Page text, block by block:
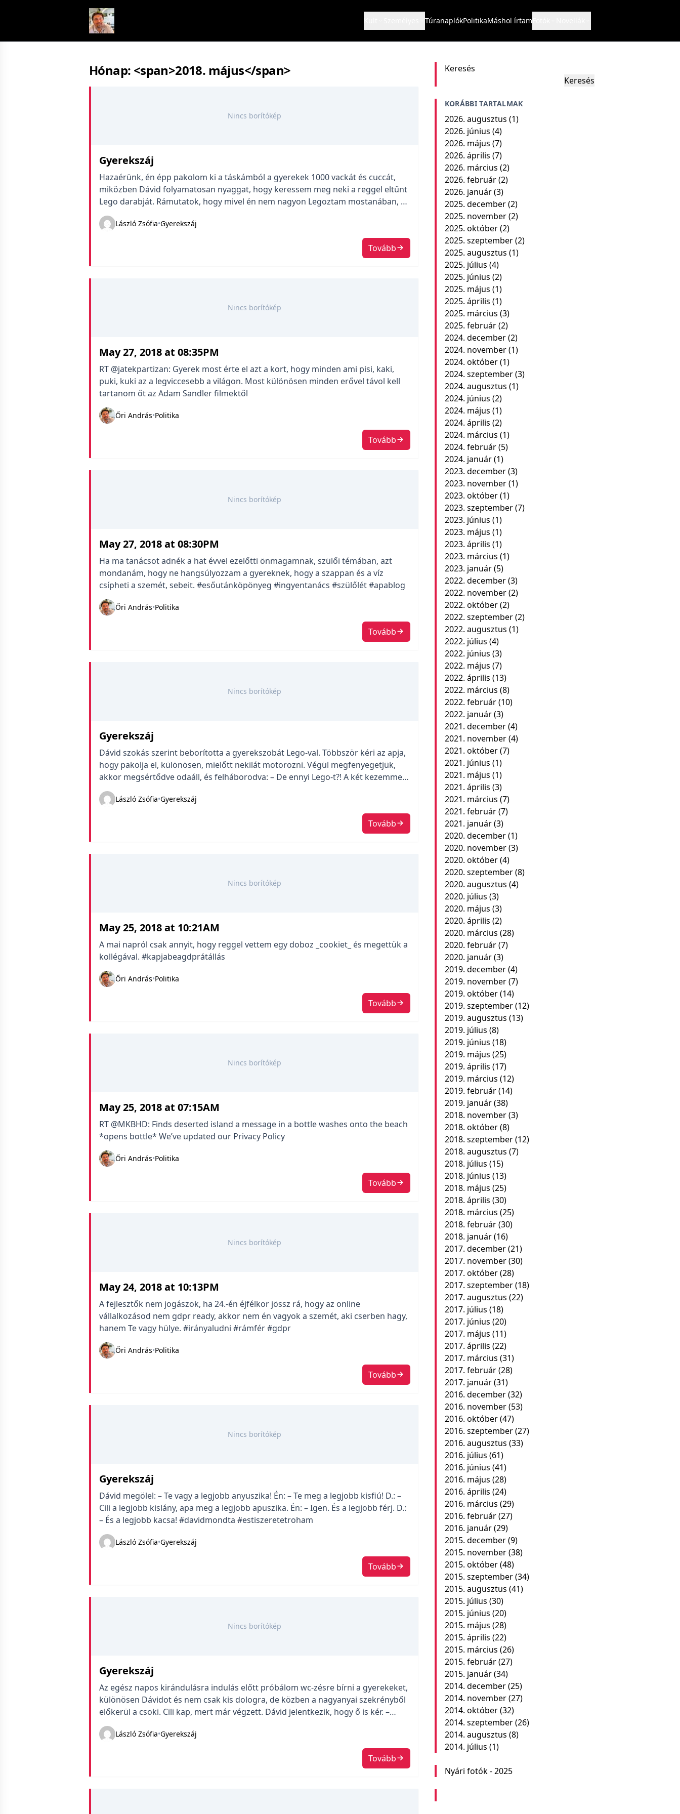
TúranaplókPolitikaMáshol írtam
Hónap: <span>2018. május</span>
Nincs borítókép
Gyerekszáj
Hazaérünk, én épp pakolom ki a táskámból a gyerekek 1000 vackát és cuccát,
miközben Dávid folyamatosan nyaggat, hogy keressem meg neki a reggel eltűnt
Lego darabját. Rámutatok, hogy mivel én nem nagyon Legoztam mostanában, ő
viszont elég sokat, neki kéne tudnia, hogy hol van. És egyébként is pakolok. Nem
tetszik neki az érvelésem, szenved a […]
László Zsófia•Gyerekszáj
Tovább
Nincs borítókép
May 27, 2018 at 08:35PM
RT @jatekpartizan: Gyerek most érte el azt a kort, hogy minden ami pisi, kaki,
puki, kuki az a legviccesebb a világon. Most különösen minden erővel távol kell
tartanom őt az Adam Sandler filmektől
Őri András•Politika
Tovább
Nincs borítókép
May 27, 2018 at 08:30PM
Ha ma tanácsot adnék a hat évvel ezelőtti önmagamnak, szülői témában, azt
mondanám, hogy ne hangsúlyozzam a gyereknek, hogy a szappan és a víz
csípheti a szemét, sebeit. #esőutánköpönyeg #ingyentanács #szülőlét #apablog
Őri András•Politika
Tovább
Nincs borítókép
Gyerekszáj
Dávid szokás szerint beborította a gyerekszobát Lego-val. Többször kéri az apja,
hogy pakolja el, különösen, mielőtt nekilát motorozni. Végül megfenyegetjük,
akkor megsértődve odaáll, és felháborodva: – De ennyi Lego-t?! A két kezemmel?!
#davidmondta
László Zsófia•Gyerekszáj
Tovább
Nincs borítókép
May 25, 2018 at 10:21AM
A mai napról csak annyit, hogy reggel vettem egy doboz _cookiet_ és megettük a
kollégával. #kapjabeagdprátállás
Őri András•Politika
Tovább
Nincs borítókép
May 25, 2018 at 07:15AM
RT @MKBHD: Finds deserted island a message in a bottle washes onto the beach
*opens bottle* We’ve updated our Privacy Policy
Őri András•Politika
Tovább
Nincs borítókép
May 24, 2018 at 10:13PM
A fejlesztők nem jogászok, ha 24.-én éjfélkor jössz rá, hogy az online
vállalkozásod nem gdpr ready, akkor nem én vagyok a szemét, aki cserben hagy,
hanem Te vagy hülye. #irányaludni #rámfér #gdpr
Őri András•Politika
Tovább
Nincs borítókép
Gyerekszáj
Dávid megölel: – Te vagy a legjobb anyuszika! Én: – Te meg a legjobb kisfiú! D.: –
Cili a legjobb kislány, apa meg a legjobb apuszika. Én: – Igen. És a legjobb férj. D.:
– És a legjobb kacsa! #davidmondta #estiszeretetroham
László Zsófia•Gyerekszáj
Tovább
Nincs borítókép
Gyerekszáj
Az egész napos kirándulásra indulás előtt próbálom wc-zésre bírni a gyerekeket,
különösen Dávidot és nem csak kis dologra, de közben a nagyanyai szekrényből
előkerül a csoki. Cili kap, mert már végzett. Dávid jelentkezik, hogy ő is kér. –
Majd ha pisiltél, kapsz – szól közbe az apja. Dávid elindul a wc felé, miközben én
magam […]
László Zsófia•Gyerekszáj
Tovább
Keresés
Keresés
KORÁBBI TARTALMAK
2026. augusztus (1)
2026. június (4)
2026. május (7)
2026. április (7)
2026. március (2)
2026. február(2)
2026. január(3)
2025. december(2)
2025. november(2)
2025. október(2)
2025. szeptember(2)
2025. augusztus (1)
2025. július (4)
2025. június (2)
2025. május (1)
2025. április (1)
2025. március (3)
2025. február(2)
2024. december(2)
2024. november(1)
2024. október(1)
2024. szeptember(3)
2024. augusztus (1)
2024. június (2)
2024. május (1)
2024. április (2)
2024. március (1)
2024. február(5)
2024. január(1)
2023. december(3)
2023. november(1)
2023. október(1)
2023. szeptember(7)
2023. június (1)
2023. május (1)
2023. április (1)
2023. március (1)
2023. január(5)
2022. december(3)
2022. november(2)
2022. október(2)
2022. szeptember(2)
2022. augusztus (1)
2022. július (4)
2022. június (3)
2022. május (7)
2022. április (13)
2022. március (8)
2022. február(10)
2022. január(3)
2021. december(4)
2021. november(4)
2021. október(7)
2021. június (1)
2021. május (1)
2021. április (3)
2021. március (7)
2021. február(7)
2021. január(3)
2020. december(1)
2020. november(3)
2020. október(4)
2020. szeptember(8)
2020. augusztus (4)
2020. július (3)
2020. május (3)
2020. április (2)
2020. március (28)
2020. február(7)
2020. január(3)
2019. december(4)
2019. november(7)
2019. október(14)
2019. szeptember(12)
2019. augusztus (13)
2019. július (8)
2019. június (18)
2019. május (25)
2019. április (17)
2019. március (12)
2019. február(14)
2019. január(38)
2018. november(3)
2018. október(8)
2018. szeptember(12)
2018. augusztus (7)
2018. július (15)
2018. június (13)
2018. május (25)
2018. április (30)
2018. március (25)
2018. február(30)
2018. január(16)
2017. december(21)
2017. november(30)
2017. október(28)
2017. szeptember(18)
2017. augusztus (22)
2017. július (18)
2017. június (20)
2017. május (11)
2017. április (22)
2017. március (31)
2017. február(28)
2017. január(31)
2016. december(32)
2016. november(53)
2016. október(47)
2016. szeptember(27)
2016. augusztus (33)
2016. július (61)
2016. június (41)
2016. május (28)
2016. április (24)
2016. március (29)
2016. február(27)
2016. január(29)
2015. december(9)
2015. november(38)
2015. október(48)
2015. szeptember(34)
2015. augusztus (41)
2015. július (30)
2015. június (20)
2015. május (28)
2015. április (22)
2015. március (26)
2015. február(27)
2015. január(34)
2014. december(25)
2014. november(27)
2014. október(32)
2014. szeptember(26)
2014. augusztus (8)
2014. július (1)
Nyári fotók - 2025